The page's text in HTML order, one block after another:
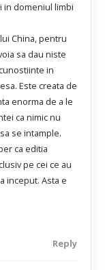
in domeniul limbi
China, pentru
sa dau niste
in
Este creata de
enorma de a le
ca nimic nu
se intample.
ca editia
pe cei ce au
inceput. Asta e
Reply